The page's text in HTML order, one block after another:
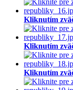
Kliknutím
Kliknutím
Kliknutím